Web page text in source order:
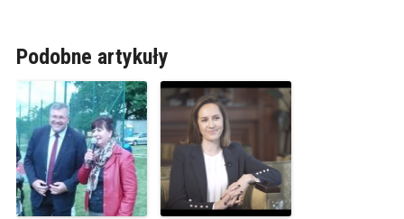
Podobne artykuły